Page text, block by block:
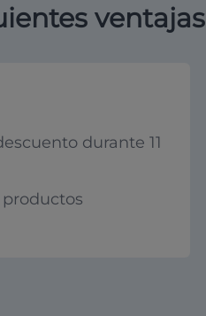
ventajas
durante 11